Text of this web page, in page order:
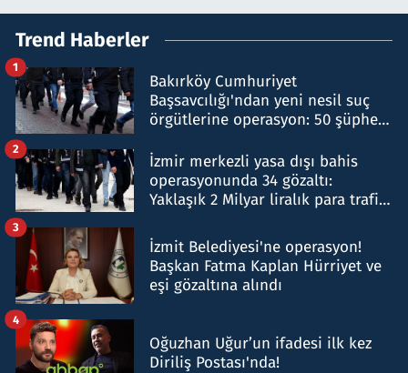
Trend Haberler
Bakırköy Cumhuriyet
Başsavcılığı'ndan yeni nesil suç
örgütlerine operasyon: 50 şüpheli
1
İzmir merkezli yasa dışı bahis
operasyonunda 34 gözaltı:
Yaklaşık 2 Milyar liralık para trafiği
2
İzmit Belediyesi'ne operasyon!
Başkan Fatma Kaplan Hürriyet ve
eşi gözaltına alındı
3
Oğuzhan Uğur’un ifadesi ilk kez
Diriliş Postası'nda!
4